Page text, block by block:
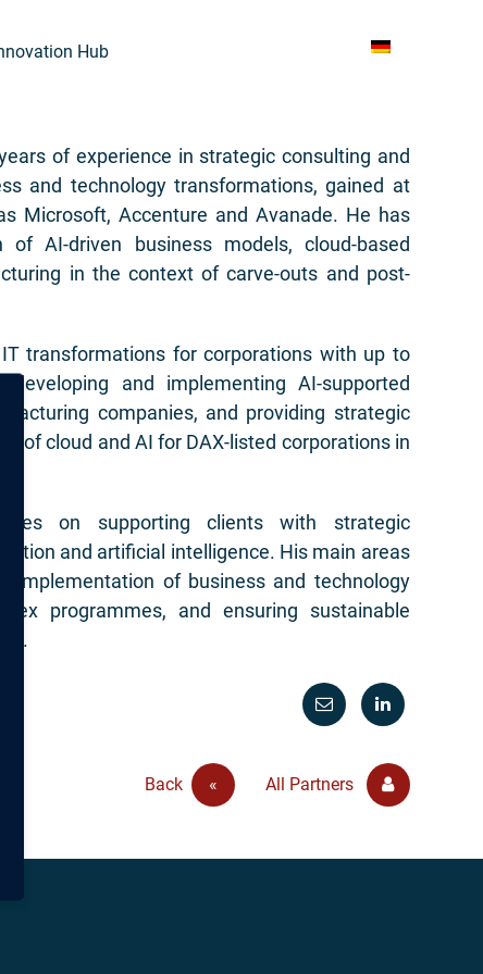
Hub
of experience in strategic consulting and
and technology transformations, gained at
Microsoft, Accenture and Avanade. He has
AI-driven business models, cloud-based
in the context of carve-outs and post-
transformations for corporations with up to
developing and implementing AI-supported
companies, and providing strategic
of cloud and AI for DAX-listed corporations in
on supporting clients with strategic
and artificial intelligence. His main areas
implementation of business and technology
programmes, and ensuring sustainable
Back « All Partners